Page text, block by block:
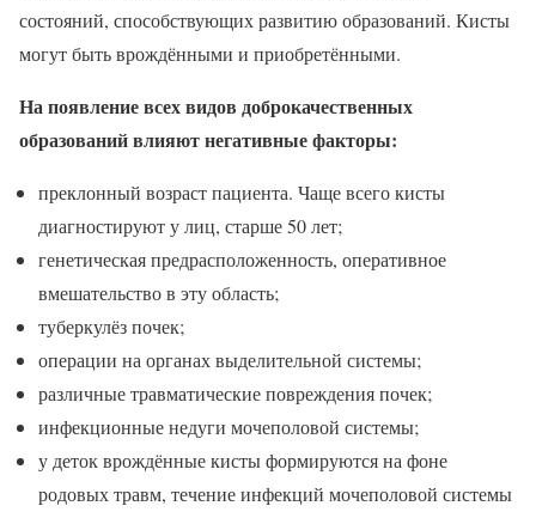
состояний, способствующих развитию образований. Кисты
могут быть врождёнными и приобретёнными.
На появление всех видов доброкачественных
образований влияют негативные факторы:
преклонный возраст пациента. Чаще всего кисты
диагностируют у лиц, старше 50 лет;
генетическая предрасположенность, оперативное
вмешательство в эту область;
туберкулёз почек;
операции на органах выделительной системы;
различные травматические повреждения почек;
инфекционные недуги мочеполовой системы;
у деток врождённые кисты формируются на фоне
родовых травм, течение инфекций мочеполовой системы